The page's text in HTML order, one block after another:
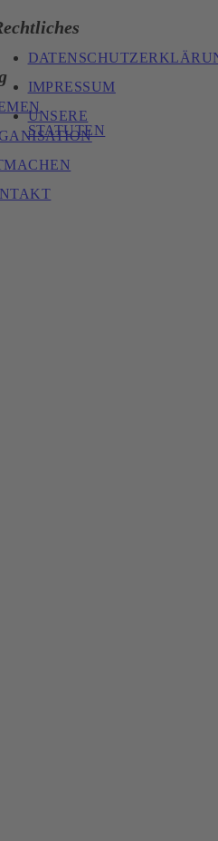
IMPRESSUM
UNSERE
STATUTEN